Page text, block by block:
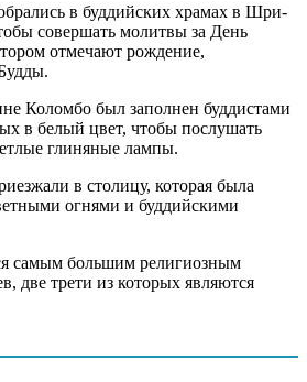
в буддийских храмах в Шри-
совершать молитвы за День
отмечают рождение,
Коломбо был заполнен буддистами
в белый цвет, чтобы послушать
глиняные лампы.
в столицу, которая была
огнями и буддийскими
самым большим религиозным
две трети из которых являются